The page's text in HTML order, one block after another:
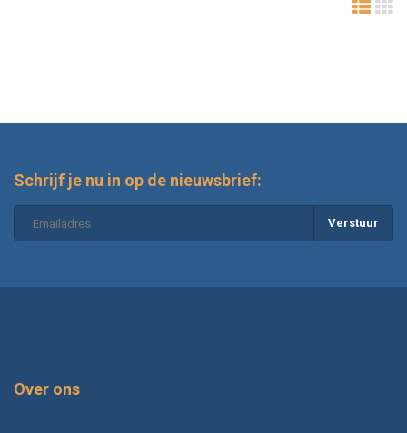
Schrijf je nu in op de nieuwsbrief:
Verstuur
Over ons